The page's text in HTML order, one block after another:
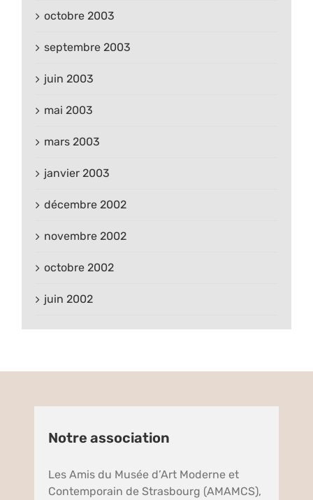
octobre 2003
septembre 2003
juin 2003
mai 2003
mars 2003
janvier 2003
décembre 2002
novembre 2002
octobre 2002
juin 2002
Notre association
Les Amis du Musée d’Art Moderne et
Contemporain de Strasbourg (AMAMCS),